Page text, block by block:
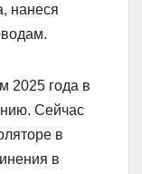
нанеся
2025 года в
Сейчас
в
в